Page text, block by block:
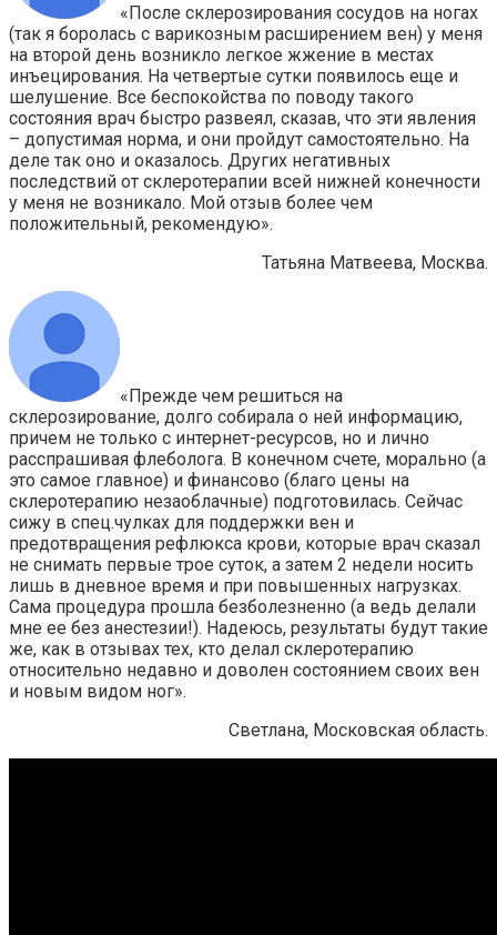
«После склерозирования сосудов на ногах
(так я боролась с варикозным расширением вен) у меня
на второй день возникло легкое жжение в местах
инъецирования. На четвертые сутки появилось еще и
шелушение. Все беспокойства по поводу такого
состояния врач быстро развеял, сказав, что эти явления
– допустимая норма, и они пройдут самостоятельно. На
деле так оно и оказалось. Других негативных
последствий от склеротерапии всей нижней конечности
у меня не возникало. Мой отзыв более чем
положительный, рекомендую».
Татьяна Матвеева, Москва.
«Прежде чем решиться на
склерозирование, долго собирала о ней информацию,
причем не только с интернет-ресурсов, но и лично
расспрашивая флеболога. В конечном счете, морально (а
это самое главное) и финансово (благо цены на
склеротерапию незаоблачные) подготовилась. Сейчас
сижу в спец.чулках для поддержки вен и
предотвращения рефлюкса крови, которые врач сказал
не снимать первые трое суток, а затем 2 недели носить
лишь в дневное время и при повышенных нагрузках.
Сама процедура прошла безболезненно (а ведь делали
мне ее без анестезии!). Надеюсь, результаты будут такие
же, как в отзывах тех, кто делал склеротерапию
относительно недавно и доволен состоянием своих вен
и новым видом ног».
Светлана, Московская область.